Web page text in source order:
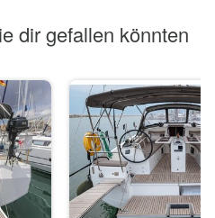
dir gefallen könnten